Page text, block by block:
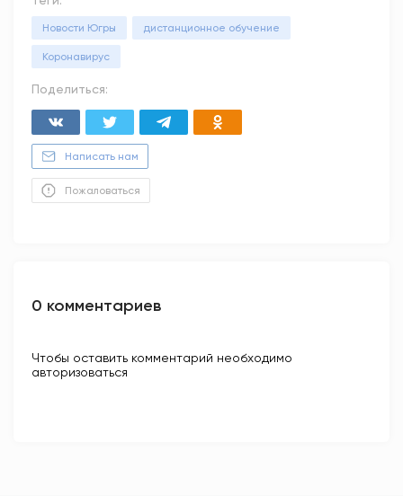
Новости Югры дистанционное обучение
Коронавирус
Поделиться:
Написать нам
Пожаловаться
0 комментариев
Чтобы оставить комментарий необходимо
авторизоваться